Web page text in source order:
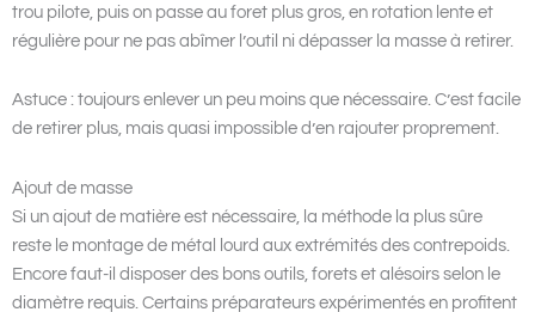
trou pilote, puis on passe au foret plus gros, en rotation lente et
régulière pour ne pas abîmer l’outil ni dépasser la masse à retirer.
Astuce : toujours enlever un peu moins que nécessaire. C’est facile
de retirer plus, mais quasi impossible d’en rajouter proprement.
Ajout de masse
Si un ajout de matière est nécessaire, la méthode la plus sûre
reste le montage de métal lourd aux extrémités des contrepoids.
Encore faut-il disposer des bons outils, forets et alésoirs selon le
diamètre requis. Certains préparateurs expérimentés en profitent